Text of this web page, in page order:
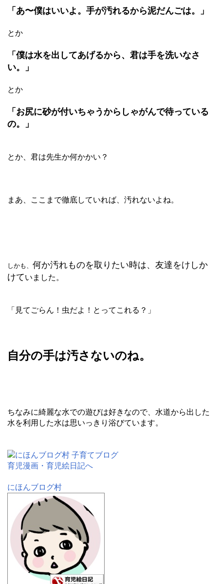
「あ〜僕はいいよ。手が汚れるから泥だんごは。」
とか
「僕は水を出してあげるから、君は手を洗いなさ
い。」
とか
「お尻に砂が付いちゃうからしゃがんで待っている
の。」
とか、君は先生か何かかい？
まあ、ここまで徹底していれば、汚れないよね。
しかも、 何か汚れものを取りたい時は、友達をけしか
けていました。
「見てごらん！虫だよ！とってこれる？」
自分の手は汚さないのね。
ちなみに綺麗な水での遊びは好きなので、水道から出した
水を利用した水は思いっきり浴びています。
にほんブログ村